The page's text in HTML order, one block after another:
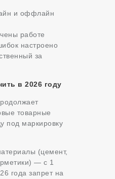
и оффлайн
работе
настроено
за
в 2026 году
товарные
под маркировку
(цемент,
— с 1
года запрет на